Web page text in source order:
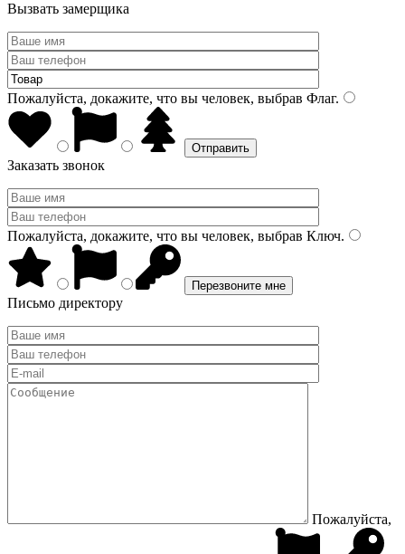
Вызвать замерщика
Пожалуйста, докажите, что вы человек, выбрав Флаг.
Заказать звонок
Пожалуйста, докажите, что вы человек, выбрав Ключ.
Письмо директору
Пожалуйста,